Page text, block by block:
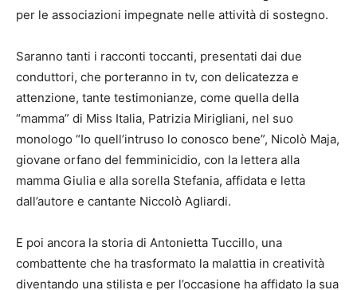
per le associazioni impegnate nelle attività di sostegno.
Saranno tanti i racconti toccanti, presentati dai due
conduttori, che porteranno in tv, con delicatezza e
attenzione, tante testimonianze, come quella della
“mamma” di Miss Italia, Patrizia Mirigliani, nel suo
monologo “Io quell’intruso lo conosco bene”, Nicolò Maja,
giovane orfano del femminicidio, con la lettera alla
mamma Giulia e alla sorella Stefania, affidata e letta
dall’autore e cantante Niccolò Agliardi.
E poi ancora la storia di Antonietta Tuccillo, una
combattente che ha trasformato la malattia in creatività
diventando una stilista e per l’occasione ha affidato la sua